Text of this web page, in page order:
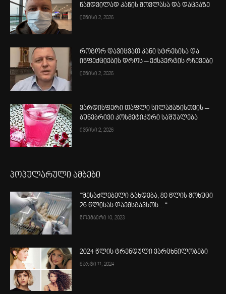
ნამდვილად კანის მოვლასა და დაცვაზე
ივნისი 2, 2026
როგორ დავიცვათ კანი სტრესისა და
ინფექციების დროს – ექსპერტის რჩევები
ივნისი 2, 2026
ვარდისფერი თაფლი სილამაზისთვის –
ბუნებრივი კოსმეტიკური საშუალება
ივნისი 2, 2026
პოპულარული ამბები
“შესაძლებელი გახდება, 80 წლის მოხუცი
26 წლისას დაემსგავსოს…“
ნოემბერი 10, 2023
2024 წლის ტრენდული ვარცხნილობები
მარტი 11, 2024